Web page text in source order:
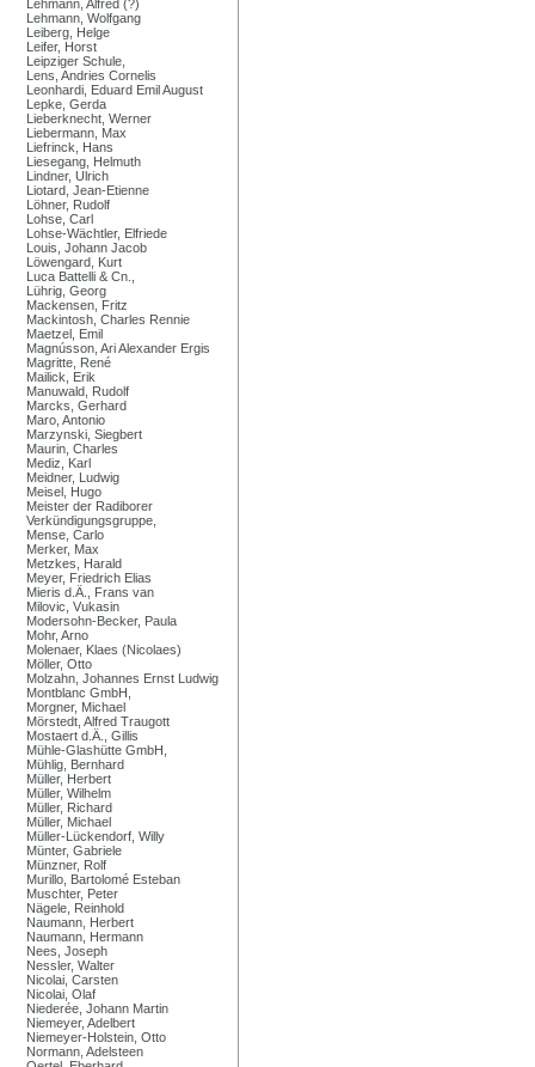
Lehmann, Alfred (?)
Lehmann, Wolfgang
Leiberg, Helge
Leifer, Horst
Leipziger Schule,
Lens, Andries Cornelis
Leonhardi, Eduard Emil August
Lepke, Gerda
Lieberknecht, Werner
Liebermann, Max
Liefrinck, Hans
Liesegang, Helmuth
Lindner, Ulrich
Liotard, Jean-Etienne
Löhner, Rudolf
Lohse, Carl
Lohse-Wächtler, Elfriede
Louis, Johann Jacob
Löwengard, Kurt
Luca Battelli & Cn.,
Lührig, Georg
Mackensen, Fritz
Mackintosh, Charles Rennie
Maetzel, Emil
Magnússon, Ari Alexander Ergis
Magritte, René
Mailick, Erik
Manuwald, Rudolf
Marcks, Gerhard
Maro, Antonio
Marzynski, Siegbert
Maurin, Charles
Mediz, Karl
Meidner, Ludwig
Meisel, Hugo
Meister der Radiborer
Verkündigungsgruppe,
Mense, Carlo
Merker, Max
Metzkes, Harald
Meyer, Friedrich Elias
Mieris d.Ä., Frans van
Milovic, Vukasin
Modersohn-Becker, Paula
Mohr, Arno
Molenaer, Klaes (Nicolaes)
Möller, Otto
Molzahn, Johannes Ernst Ludwig
Montblanc GmbH,
Morgner, Michael
Mörstedt, Alfred Traugott
Mostaert d.Ä., Gillis
Mühle-Glashütte GmbH,
Mühlig, Bernhard
Müller, Herbert
Müller, Wilhelm
Müller, Richard
Müller, Michael
Müller-Lückendorf, Willy
Münter, Gabriele
Münzner, Rolf
Murillo, Bartolomé Esteban
Muschter, Peter
Nägele, Reinhold
Naumann, Herbert
Naumann, Hermann
Nees, Joseph
Nessler, Walter
Nicolai, Carsten
Nicolai, Olaf
Niederée, Johann Martin
Niemeyer, Adelbert
Niemeyer-Holstein, Otto
Normann, Adelsteen